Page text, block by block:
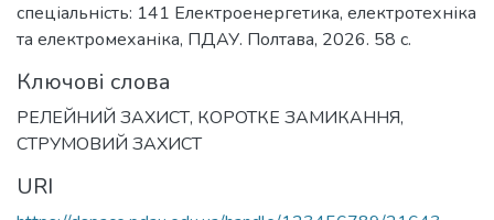
спеціальність: 141 Електроенергетика, електротехніка
та електромеханіка, ПДАУ. Полтава, 2026. 58 с.
Ключові слова
РЕЛЕЙНИЙ ЗАХИСТ, КОРОТКЕ ЗАМИКАННЯ,
СТРУМОВИЙ ЗАХИСТ
URI